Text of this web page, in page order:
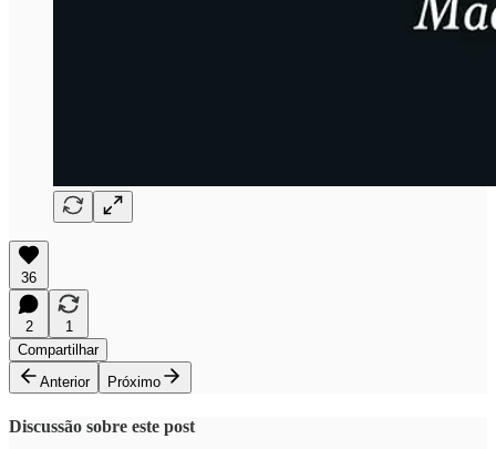
36
2
1
Compartilhar
Anterior
Próximo
Discussão sobre este post